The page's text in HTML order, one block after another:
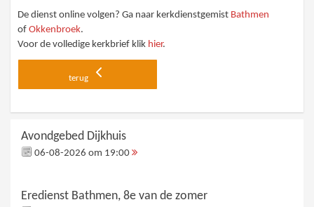
De dienst online volgen? Ga naar kerkdienstgemist Bathmen
ofOkkenbroek.
Voor de volledige kerkbrief klik hier.
terug
Avondgebed Dijkhuis
06-08-2026 om 19:00
Eredienst Bathmen, 8e van de zomer